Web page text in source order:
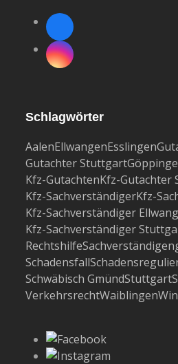
Facebook
Instagram
Schlagwörter
AalenEllwangenEsslingen
Gutachter Stuttgart
Kfz-GutachtenKfz-Gutachter
Kfz-SachverständigerKfz-
Kfz-Sachverständiger
Kfz-Sachverständiger
Rechtshilfe
Schadensfall
Schwäbisch GmündStuttgart
VerkehrsrechtWaiblingen